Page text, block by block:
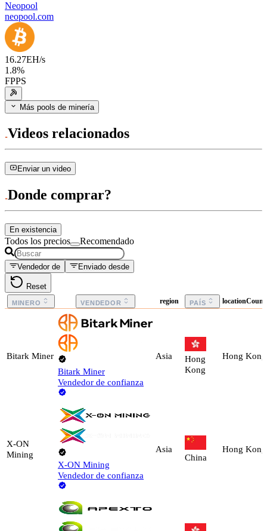
Neopool
neopool.com
16.27EH/s
1.8%
FPPS
Más pools de minería
Videos relacionados
Enviar un video
Donde comprar?
En existencia
Todos los precios Recomendado
Vendedor de Enviado desde
Reset
MINERO VENDEDOR region PAÍS
Bitark Miner
Bitark Miner
Vendedor de confianza
Asia
Hong
Kong
Hong Kong
X-ON
Mining
X-ON Mining
Vendedor de confianza
Asia
China
Hong Kong